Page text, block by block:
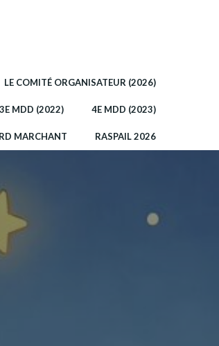
LE COMITÉ ORGANISATEUR (2026)
3E MDD (2022) 4E MDD (2023)
MARCHANT RASPAIL 2026